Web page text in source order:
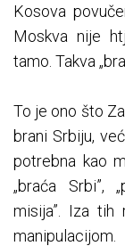
Kosova
Moskva nije
tamo. Takva
To je ono što
brani Srbiju,
potrebna kao
„braća Srbi”,
misija”. Iza